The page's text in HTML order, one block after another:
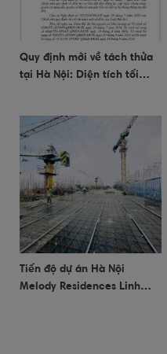
Quy định mới về tách thửa
tại Hà Nội: Diện tích tối
Tiến độ dự án Hà Nội
Melody Residences Linh